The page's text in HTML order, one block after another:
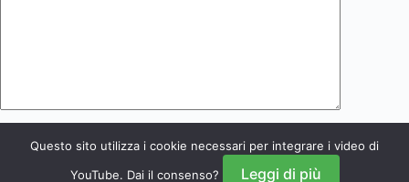
Invia commento
Questo sito utilizza i cookie necessari per integrare i video di
YouTube. Dai il consenso?
Leggi di più